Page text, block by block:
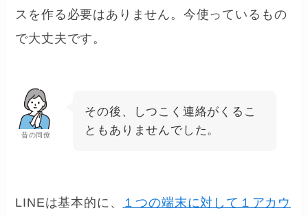
スを作る必要はありません。今使っているもの
で大丈夫です。
昔の同僚
その後、しつこく連絡がくるこ
ともありませんでした。
LINEは基本的に、
１つの端末に対して１アカウ